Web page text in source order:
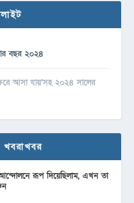
বছর ২০২৪
আসা যায়’সহ ২০২৪ সালের
খবরাখবর
রূপ দিয়েছিলাম, এখন তা